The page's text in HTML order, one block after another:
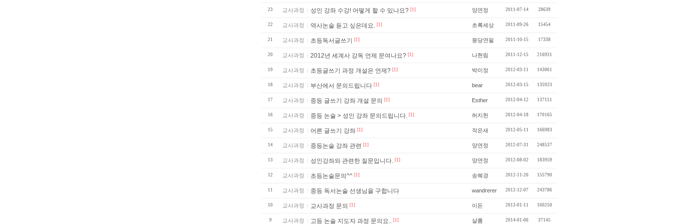
23 교사과정 성인 강좌 수강! 어떻게 할 수 있나요? [1] 양연정 2011-07-14 28639
22 교사과정 역사논술 듣고 싶은데요. [1] 초록세상 2011-09-26 15454
21 교사과정 초등독서글쓰기 [1] 몽당연필 2011-10-15 17338
20 교사과정 2012년 세계사 강독 언제 문여나요? [1] 나현림 2011-12-15 216931
19 교사과정 초등글쓰기 과정 개설은 언제? [1] 박미정 2012-03-11 143061
18 교사과정 부산에서 문의드립니다 [1] bear 2012-03-15 135923
17 교사과정 중등 글쓰기 강좌 개설 문의 [1] Esther 2012-04-12 137151
16 교사과정 중등 논술 > 성인 강좌 문의드립니다. [1] 허지헌 2012-04-18 170165
15 교사과정 어른 글쓰기 강좌 [1] 작은새 2012-05-11 166983
14 교사과정 중등논술 강좌 관련 [1] 양연정 2012-07-31 248537
13 교사과정 성인강좌와 관련한 질문입니다. [1] 양연정 2012-08-02 183959
12 교사과정 초등논술문의^^ [1] 송혜경 2012-11-26 155790
11 교사과정 중등 독서논술 선생님을 구합니다 wandrerer 2012-12-07 243786
10 교사과정 교사과정 문의 [1] 이든 2013-01-11 160250
9 교사과정 고등 논술 지도자 과정 문의요.. [1] 샬롬 2014-01-06 37145